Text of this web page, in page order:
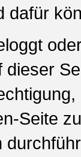
dafür
dieser
Seite